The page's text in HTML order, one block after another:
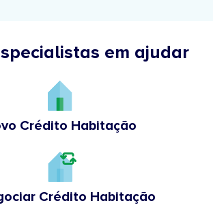
em ajudar
Crédito Habitação
Crédito Habitação